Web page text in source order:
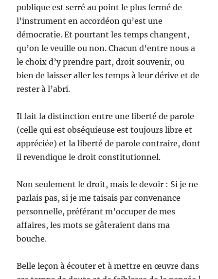
publique est serré au point le plus fermé de
l’instrument en accordéon qu’est une
démocratie. Et pourtant les temps changent,
qu’on le veuille ou non. Chacun d’entre nous a
le choix d’y prendre part, droit souvenir, ou
bien de laisser aller les temps à leur dérive et de
rester à l’abri.
Il fait la distinction entre une liberté de parole
(celle qui est obséquieuse est toujours libre et
appréciée) et la liberté de parole contraire, dont
il revendique le droit constitutionnel.
Non seulement le droit, mais le devoir : Si je ne
parlais pas, si je me taisais par convenance
personnelle, préférant m’occuper de mes
affaires, les mots se gâteraient dans ma
bouche.
Belle leçon à écouter et à mettre en œuvre dans